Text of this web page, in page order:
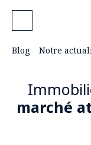
Blog Notre
marché